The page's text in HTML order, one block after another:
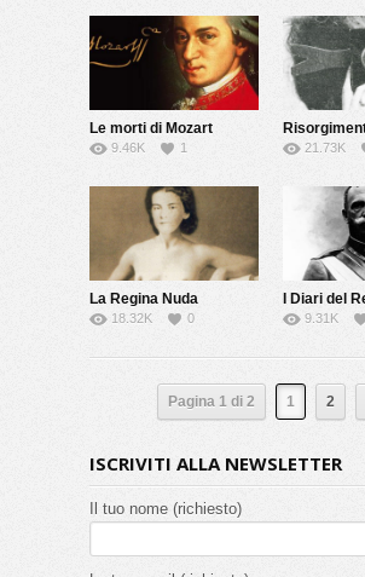
Le morti di Mozart
9.46K 1 21.73K
La Regina Nuda
18.32K 0
I Diari del
9.31K
Pagina 1 di 2 1 2
ISCRIVITI ALLA NEWSLETTER
Il tuo nome (richiesto)